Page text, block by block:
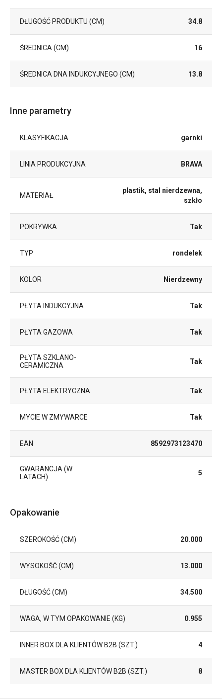
DŁUGOŚĆ PRODUKTU (CM) 34.8
ŚREDNICA (CM) 16
ŚREDNICA DNA INDUKCYJNEGO (CM) 13.8
Inne parametry
KLASYFIKACJA garnki
LINIA PRODUKCYJNA BRAVA
MATERIAŁ
plastik, stal nierdzewna,
szkło
POKRYWKA Tak
TYP rondelek
KOLOR Nierdzewny
PŁYTA INDUKCYJNA Tak
PŁYTA GAZOWA Tak
PŁYTA SZKLANO-
CERAMICZNA
Tak
PŁYTA ELEKTRYCZNA Tak
MYCIE W ZMYWARCE Tak
EAN 8592973123470
GWARANCJA (W
LATACH)
5
Opakowanie
SZEROKOŚĆ (CM) 20.000
WYSOKOŚĆ (CM) 13.000
DŁUGOŚĆ (CM) 34.500
WAGA, W TYM OPAKOWANIE (KG) 0.955
INNER BOX DLA KLIENTÓW B2B (SZT.) 4
MASTER BOX DLA KLIENTÓW B2B (SZT.) 8